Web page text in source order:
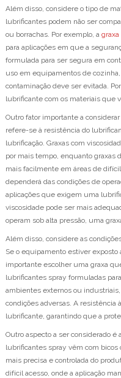
Além disso, considere o tipo de
lubrificantes podem não ser
ou borrachas. Por exemplo, a
para aplicações em que a
formulada para ser segura em
uso em equipamentos de
contaminação deve ser evitada.
lubrificante com os materiais que
Outro fator importante a
refere-se à resistência do
lubrificação. Graxas com
por mais tempo, enquanto graxas
mais facilmente em áreas de
dependerá das condições de
aplicações que exigem uma
viscosidade pode ser mais
operam sob alta pressão, uma
Além disso, considere as
Se o equipamento estiver
importante escolher uma graxa
lubrificantes spray formuladas
ambientes externos ou
condições adversas. A resistência
lubrificante, garantindo que a
Outro aspecto a ser considerado é
lubrificantes spray vêm com
mais precisa e controlada do
difícil acesso, onde a aplicação